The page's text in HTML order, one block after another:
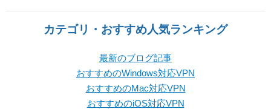
カテゴリ・おすすめ人気ランキング
最新のブログ記事
おすすめのWindows対応VPN
おすすめのMac対応VPN
おすすめのiOS対応VPN